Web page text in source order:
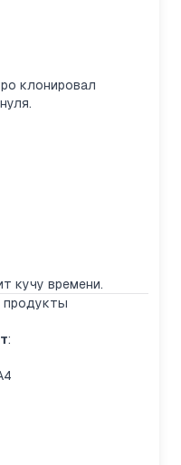
клонировал
кучу времени.
продукты
: